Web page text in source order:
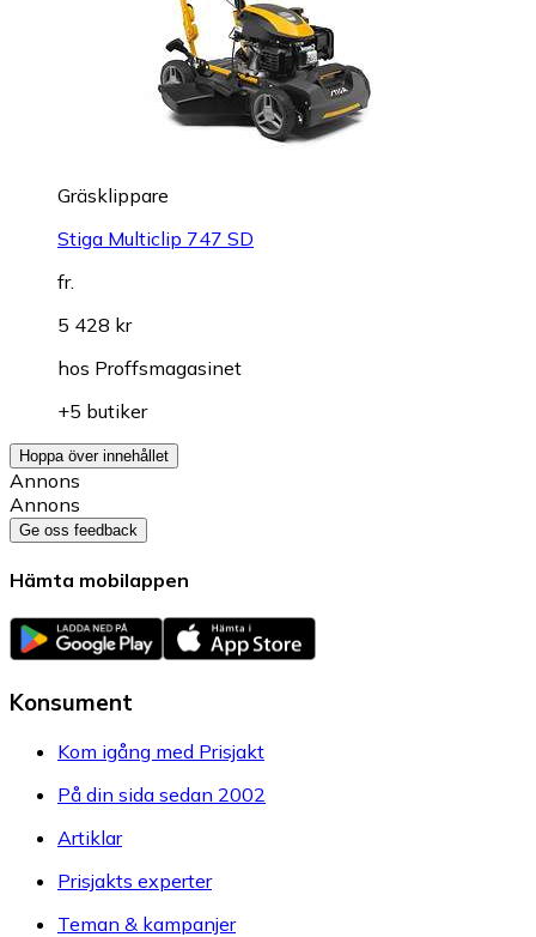
Gräsklippare
Stiga Multiclip 747 SD
fr.
5 428 kr
hos Proffsmagasinet
+5 butiker
Hoppa över innehållet
Annons
Annons
Ge oss feedback
Hämta mobilappen
Konsument
Kom igång med Prisjakt
På din sida sedan 2002
Artiklar
Prisjakts experter
Teman & kampanjer